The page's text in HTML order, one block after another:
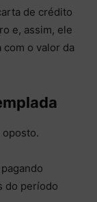
de crédito
e, assim, ele
o valor da
oposto.
do período